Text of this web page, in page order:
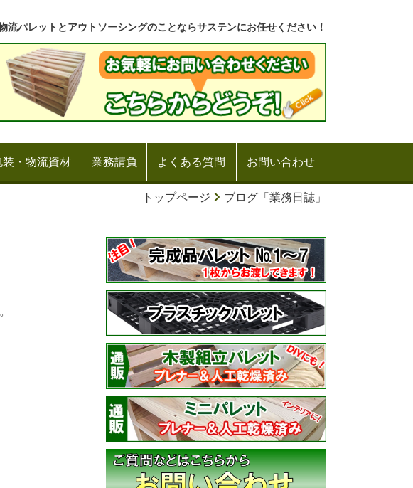
流パレットとアウトソーシングのことならサステンにお任せください！
装・物流資材 業務請負 よくある質問 お問い合わせ
トップページ ブログ「業務日誌」